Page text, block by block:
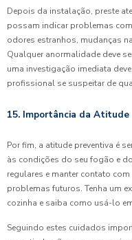
Depois da instalação, preste
possam indicar problemas
odores estranhos, mudanças
Qualquer anormalidade deve
uma investigação imediata
profissional se suspeitar de
15. Importância da Atitude
Por fim, a atitude preventiva é
às condições do seu fogão e
regulares e manter contato
problemas futuros. Tenha um
cozinha e saiba como usá-lo
Seguindo estes cuidados